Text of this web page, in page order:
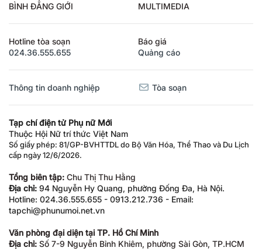
BÌNH ĐẲNG GIỚI MULTIMEDIA
Hotline tòa soạn
024.36.555.655
Báo giá
Quảng cáo
Thông tin doanh nghiệp Tòa soạn
Tạp chí điện tử Phụ nữ Mới
Thuộc Hội Nữ trí thức Việt Nam
Số giấy phép: 81/GP-BVHTTDL do Bộ Văn Hóa, Thể Thao và Du Lịch
cấp ngày 12/6/2026.
Tổng biên tập: Chu Thị Thu Hằng
Địa chỉ: 94 Nguyễn Hy Quang, phường Đống Đa, Hà Nội.
Hotline: 024.36.555.655 - 0913.212.736 - Email:
tapchi@phunumoi.net.vn
Văn phòng đại diện tại TP. Hồ Chí Minh
Địa chỉ: Số 7-9 Nguyễn Bỉnh Khiêm, phường Sài Gòn, TP.HCM